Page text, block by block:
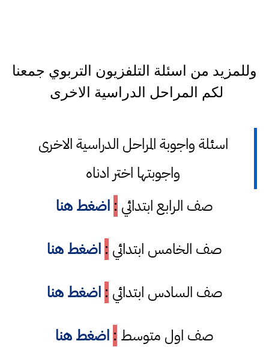
وللمزيد من اسئلة التلفزيون التربوي جمعنا
لكم المراحل الدراسية الاخرى
اسئلة واجوبة المراحل الدراسية الاخرى
واجوبتها اختر ادناه
صف الرابع ابتدائي : اضغط هنا
صف الخامس ابتدائي : اضغط هنا
صف السادس ابتدائي : اضغط هنا
صف اول متوسط : اضغط هنا